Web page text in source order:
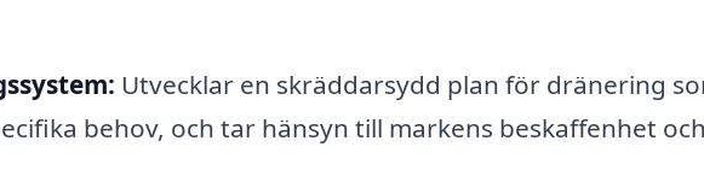
Utvecklar en skräddarsydd plan för dränering
behov, och tar hänsyn till markens beskaffenhet och